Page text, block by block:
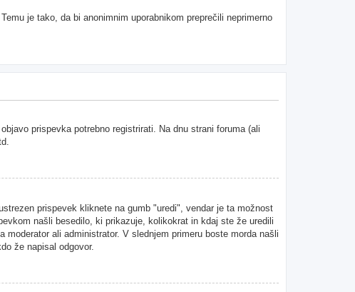
je tako, da bi anonimnim uporabnikom preprečili neprimerno
prispevka potrebno registrirati. Na dnu strani foruma (ali
prispevek kliknete na gumb "uredi", vendar je ta možnost
našli besedilo, ki prikazuje, kolikokrat in kdaj ste že uredili
ali administrator. V slednjem primeru boste morda našli
že napisal odgovor.